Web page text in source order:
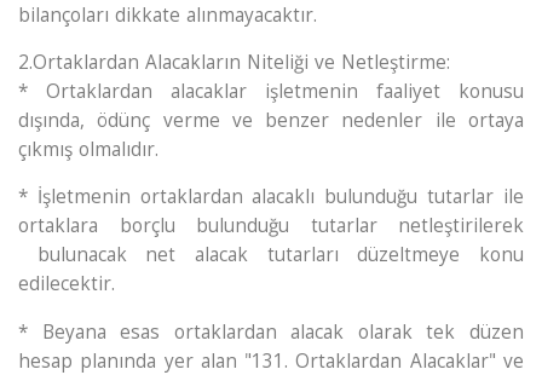
bilançoları dikkate alınmayacaktır.
2.Ortaklardan Alacakların Niteliği ve Netleştirme:
* Ortaklardan alacaklar işletmenin faaliyet konusu
dışında, ödünç verme ve benzer nedenler ile ortaya
çıkmış olmalıdır.
* İşletmenin ortaklardan alacaklı bulunduğu tutarlar ile
ortaklara borçlu bulunduğu tutarlar netleştirilerek
bulunacak net alacak tutarları düzeltmeye konu
edilecektir.
* Beyana esas ortaklardan alacak olarak tek düzen
hesap planında yer alan "131. Ortaklardan Alacaklar" ve